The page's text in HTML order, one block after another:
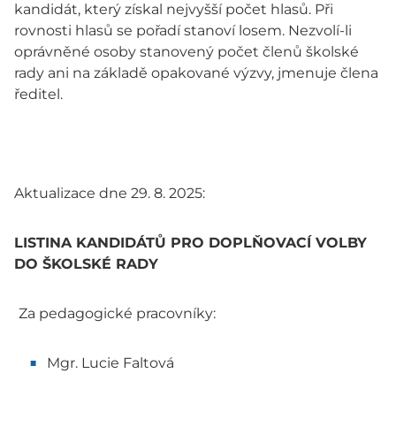
kandidát, který získal nejvyšší počet hlasů. Při
rovnosti hlasů se pořadí stanoví losem. Nezvolí-li
oprávněné osoby stanovený počet členů školské
rady ani na základě opakované výzvy, jmenuje člena
ředitel.
Aktualizace dne 29. 8. 2025:
LISTINA KANDIDÁTŮ PRO DOPLŇOVACÍ VOLBY
DO ŠKOLSKÉ RADY
Za pedagogické pracovníky:
Mgr. Lucie Faltová